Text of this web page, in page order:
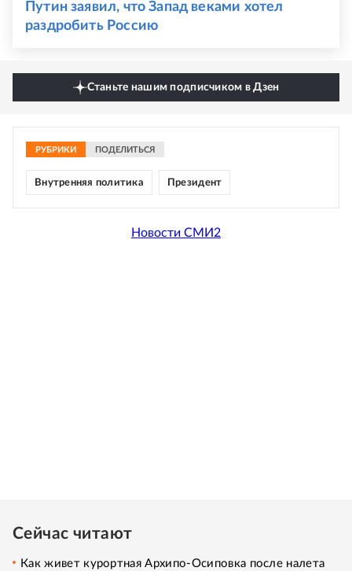
Путин заявил, что Запад веками хотел
раздробить Россию
Станьте нашим подписчиком в Дзен
РУБРИКИ ПОДЕЛИТЬСЯ
Внутренняя политика Президент
Новости СМИ2
Сейчас читают
Как живет курортная Архипо-Осиповка после налета